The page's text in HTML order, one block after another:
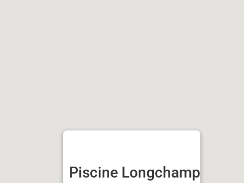
Piscine Longchamp